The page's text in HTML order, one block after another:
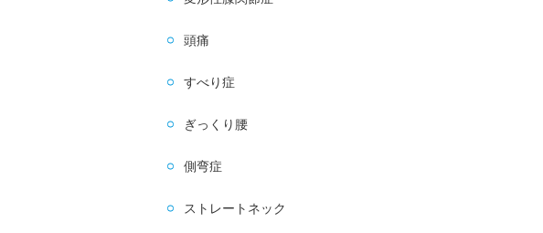
頭痛
すべり症
ぎっくり腰
側弯症
ストレートネック